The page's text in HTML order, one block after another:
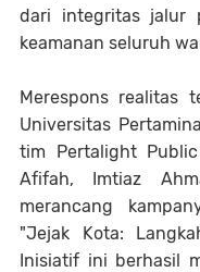
dari integritas jalur
keamanan seluruh
Merespons realitas
Universitas
tim Pertalight
Afifah, Imtiaz
merancang
"Jejak Kota:
Inisiatif ini berhasil